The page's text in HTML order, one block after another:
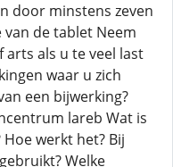
door minstens zeven
de tablet Neem
als u te veel last
waar u zich
een bijwerking?
lareb Wat is
werkt het? Bij
Welke